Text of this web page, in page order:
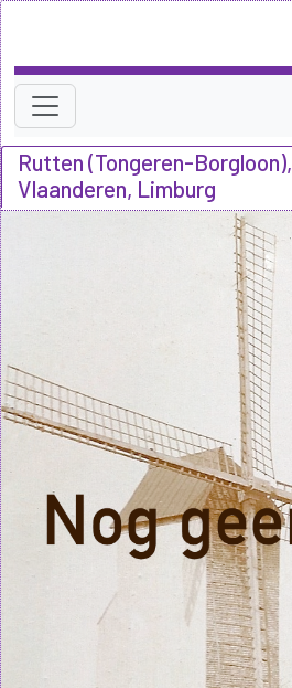
Rutten (Tongeren-Borgloon),
Vlaanderen, Limburg